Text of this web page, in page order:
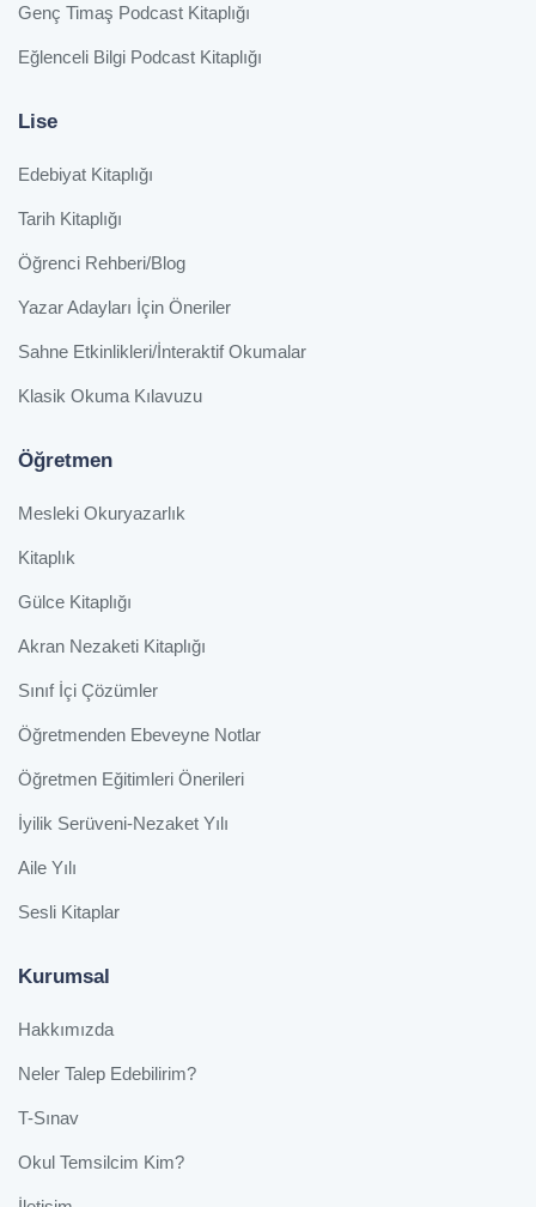
Genç Timaş Podcast Kitaplığı
Eğlenceli Bilgi Podcast Kitaplığı
Lise
Edebiyat Kitaplığı
Tarih Kitaplığı
Öğrenci Rehberi/Blog
Yazar Adayları İçin Öneriler
Sahne Etkinlikleri/İnteraktif Okumalar
Klasik Okuma Kılavuzu
Öğretmen
Mesleki Okuryazarlık
Kitaplık
Gülce Kitaplığı
Akran Nezaketi Kitaplığı
Sınıf İçi Çözümler
Öğretmenden Ebeveyne Notlar
Öğretmen Eğitimleri Önerileri
İyilik Serüveni-Nezaket Yılı
Aile Yılı
Sesli Kitaplar
Kurumsal
Hakkımızda
Neler Talep Edebilirim?
T-Sınav
Okul Temsilcim Kim?